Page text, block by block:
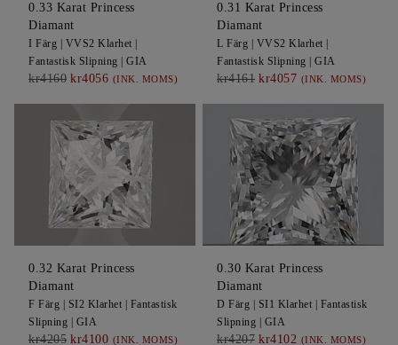
0.33 Karat Princess
Diamant
I Färg | VVS2 Klarhet |
Fantastisk Slipning | GIA
kr4160 kr4056 (INK. MOMS)
0.31 Karat Princess
Diamant
L Färg | VVS2 Klarhet |
Fantastisk Slipning | GIA
kr4161 kr4057 (INK. MOMS)
0.32 Karat Princess
Diamant
F Färg | SI2 Klarhet | Fantastisk
Slipning | GIA
kr4205 kr4100 (INK. MOMS)
0.30 Karat Princess
Diamant
D Färg | SI1 Klarhet | Fantastisk
Slipning | GIA
kr4207 kr4102 (INK. MOMS)